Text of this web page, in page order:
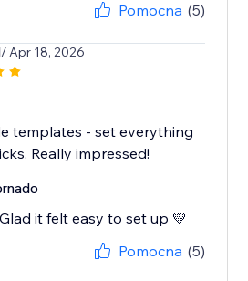
Pomocna (5)
/ Apr 18, 2026
templates - set everything
Really impressed!
it felt easy to set up 💛
Pomocna (5)